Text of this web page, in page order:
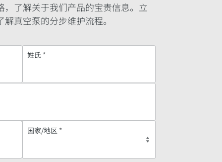
了解关于我们产品的宝贵信息。立
真空泵的分步维护流程。
姓氏 *
国家/地区 *